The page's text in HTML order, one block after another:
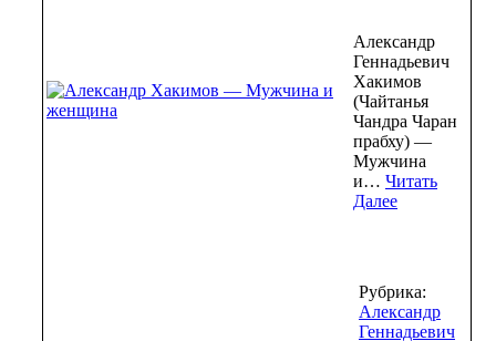
Александр
Геннадьевич
Хакимов
(Чайтанья
Чандра Чаран
прабху) —
Мужчина
и… Читать
Далее
Рубрика:
Александр
Геннадьевич